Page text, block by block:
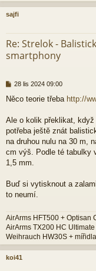
sajfi
Re: Strelok -
smartphony
P
í
p
ě
e
k
28 lis 2024 09:00
Něco teorie třeba http://
Ale o kolik překlikat,
potřeba ještě znát
na druhou nulu na 30 m,
cm výš. Podle té tabulky
1,5 mm.
Buď si vytisknout a
to neumí.
AirArms HFT500 + Optisan
AirArms TX200 HC
Weihrauch HW30S + mířidla
koi41